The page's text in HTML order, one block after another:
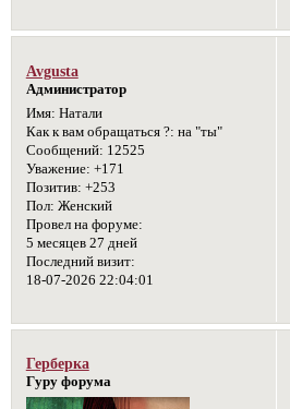
Avgusta
Администратор
Имя: Натали
Как к вам обращаться ?: на "ты"
Сообщений: 12525
Уважение: +171
Позитив: +253
Пол: Женский
Провел на форуме:
5 месяцев 27 дней
Последний визит:
18-07-2026 22:04:01
Герберка
Гуру форума